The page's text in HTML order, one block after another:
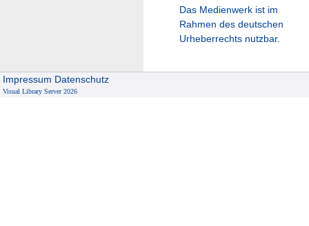
Das Medienwerk ist im
Rahmen des deutschen
Urheberrechts nutzbar.
Impressum Datenschutz
Visual Library Server 2026